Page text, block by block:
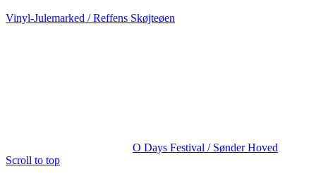
Vinyl-Julemarked / Reffens Skøjteøen
O Days Festival / Sønder Hoved
Scroll to top